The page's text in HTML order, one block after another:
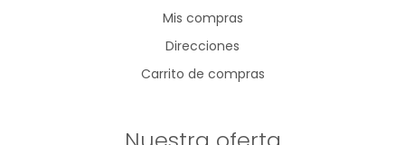
Mis compras
Direcciones
Carrito de compras